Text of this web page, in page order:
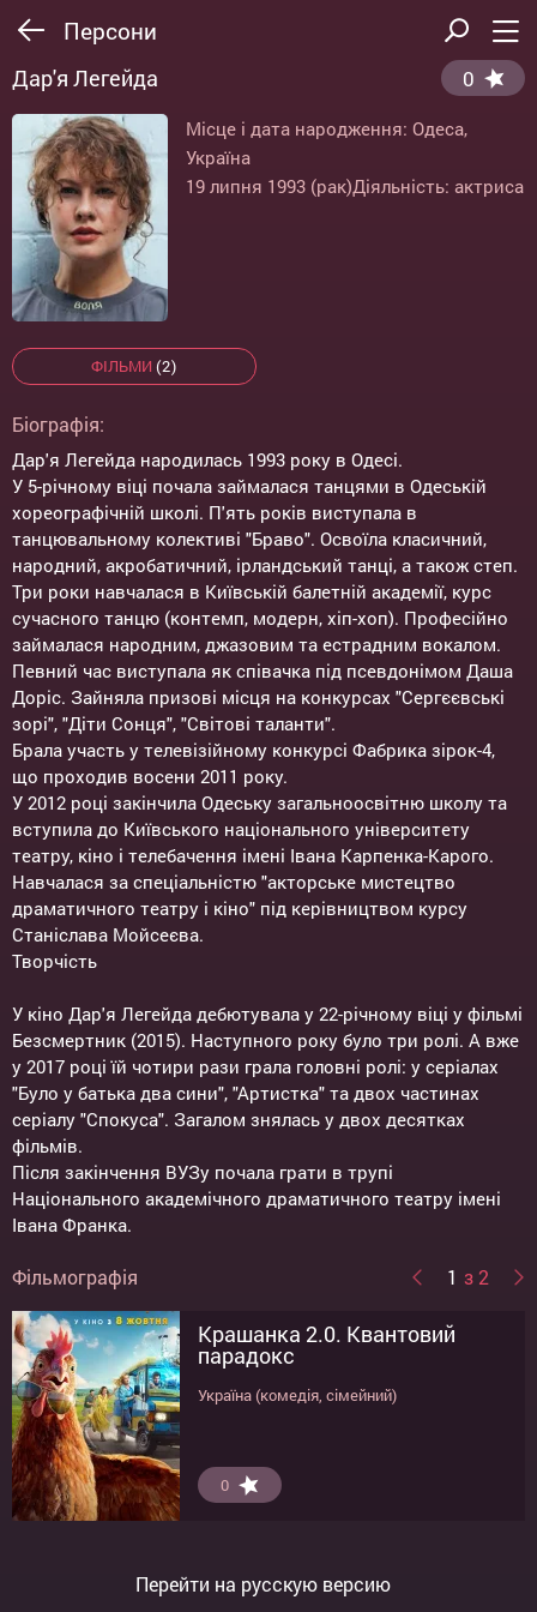
Персони
Дар'я Легейда 0
Місце і дата народження: Одеса,
Україна
19 липня 1993 (рак)Діяльність: актриса
ФІЛЬМИ (2)
Біографія:
Дар'я Легейда народилась 1993 року в Одесі.
У 5-річному віці почала займалася танцями в Одеській
хореографічній школі. П'ять років виступала в
танцювальному колективі "Браво". Освоїла класичний,
народний, акробатичний, ірландський танці, а також степ.
Три роки навчалася в Київській балетній академії, курс
сучасного танцю (контемп, модерн, хіп-хоп). Професійно
займалася народним, джазовим та естрадним вокалом.
Певний час виступала як співачка під псевдонімом Даша
Доріс. Зайняла призові місця на конкурсах "Сергєєвські
зорі", "Діти Сонця", "Світові таланти".
Брала участь у телевізійному конкурсі Фабрика зірок-4,
що проходив восени 2011 року.
У 2012 році закінчила Одеську загальноосвітню школу та
вступила до Київського національного університету
театру, кіно і телебачення імені Івана Карпенка-Карого.
Навчалася за спеціальністю "акторське мистецтво
драматичного театру і кіно" під керівництвом курсу
Станіслава Мойсеєва.
Творчість
У кіно Дар'я Легейда дебютувала у 22-річному віці у фільмі
Безсмертник (2015). Наступного року було три ролі. А вже
у 2017 році їй чотири рази грала головні ролі: у серіалах
"Було у батька два сини", "Артистка" та двох частинах
серіалу "Спокуса". Загалом знялась у двох десятках
фільмів.
Після закінчення ВУЗу почала грати в трупі
Національного академічного драматичного театру імені
Івана Франка.
Фільмографія 1 з 2
Крашанка 2.0. Квантовий
парадокс
Україна (комедія, сімейний)
0
Втомлені
Україна (драма)
9.5
Перейти на русскую версию